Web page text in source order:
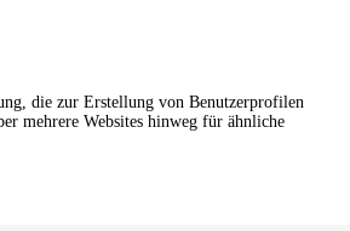
die zur Erstellung von Benutzerprofilen
mehrere Websites hinweg für ähnliche